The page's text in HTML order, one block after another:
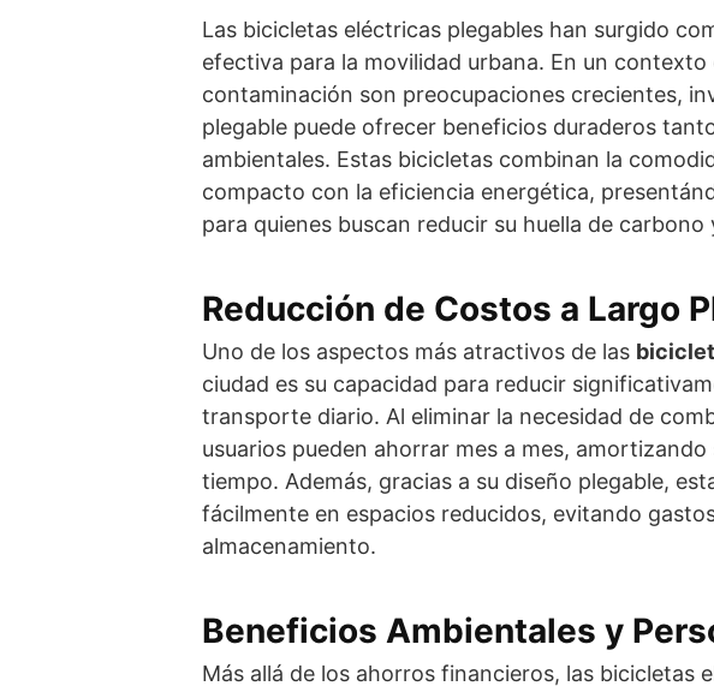
Las bicicletas eléctricas plegables han surgido
efectiva para la movilidad urbana. En un
contaminación son preocupaciones crecientes,
plegable puede ofrecer beneficios duraderos
ambientales. Estas bicicletas combinan la
compacto con la eficiencia energética,
para quienes buscan reducir su huella de
Reducción de Costos a Largo
Uno de los aspectos más atractivos de las
ciudad es su capacidad para reducir
transporte diario. Al eliminar la necesidad de
usuarios pueden ahorrar mes a mes,
tiempo. Además, gracias a su diseño plegable,
fácilmente en espacios reducidos, evitando
almacenamiento.
Beneficios Ambientales y
Más allá de los ahorros financieros, las bicicletas